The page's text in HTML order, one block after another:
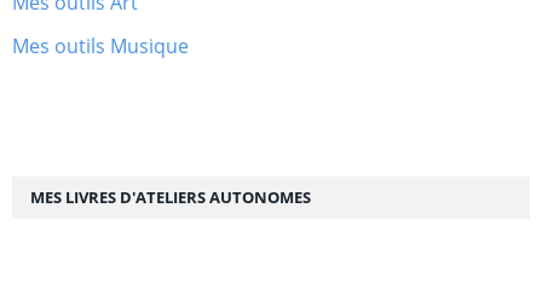
Mes outils Musique
MES LIVRES D'ATELIERS AUTONOMES